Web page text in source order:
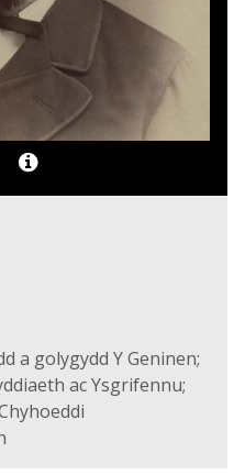
a golygydd Y Geninen;
ac Ysgrifennu;